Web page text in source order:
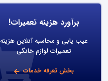
برآورد هزینه تعمیرات!
عیب یابی و محاسبه آنلاین هزینه
تعمیرات لوازم خانگی
بخش تعرفه خدمات